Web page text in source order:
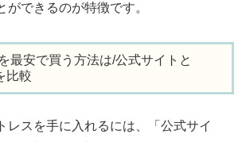
ができるのが特徴です。
最安で買う方法は/公式サイトと
比較
レスを手に入れるには、「公式サイ